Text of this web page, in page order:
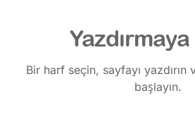
Yazdırmaya
Bir harf seçin, sayfayı
başlayın.